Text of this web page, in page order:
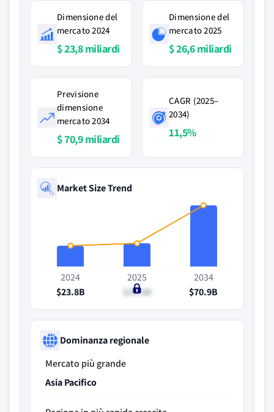
Dimensione del
mercato 2024
$ 23,8 miliardi
Dimensione del
mercato 2025
$ 26,6 miliardi
Previsione
dimensione
mercato 2034
$ 70,9 miliardi
CAGR (2025–
2034)
11,5%
Market Size Trend
2024
$23.8B
2025
$26.6B
2034
$70.9B
Dominanza regionale
Mercato più grande
Asia Pacifico